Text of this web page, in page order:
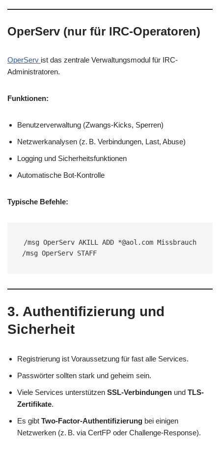
OperServ (nur für IRC-Operatoren)
OperServ ist das zentrale Verwaltungsmodul für IRC-
Administratoren.
Funktionen:
Benutzerverwaltung (Zwangs-Kicks, Sperren)
Netzwerkanalysen (z. B. Verbindungen, Last, Abuse)
Logging und Sicherheitsfunktionen
Automatische Bot-Kontrolle
Typische Befehle:
/msg OperServ AKILL ADD *@aol.com Missbrauch
/msg OperServ STAFF
3. Authentifizierung und
Sicherheit
Registrierung ist Voraussetzung für fast alle Services.
Passwörter sollten stark und geheim sein.
Viele Services unterstützen SSL-Verbindungen und TLS-
Zertifikate.
Es gibt Two-Factor-Authentifizierung bei einigen
Netzwerken (z. B. via CertFP oder Challenge-Response).